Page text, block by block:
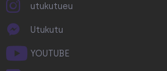
utukutueu
Utukutu
YOUTUBE